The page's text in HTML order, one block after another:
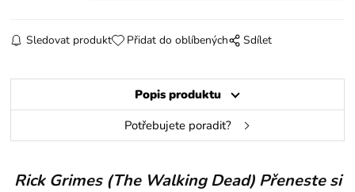
Sledovat produkt Přidat do oblíbených Sdílet
Popis produktu
Potřebujete poradit?
Rick Grimes (The Walking Dead) Přeneste si